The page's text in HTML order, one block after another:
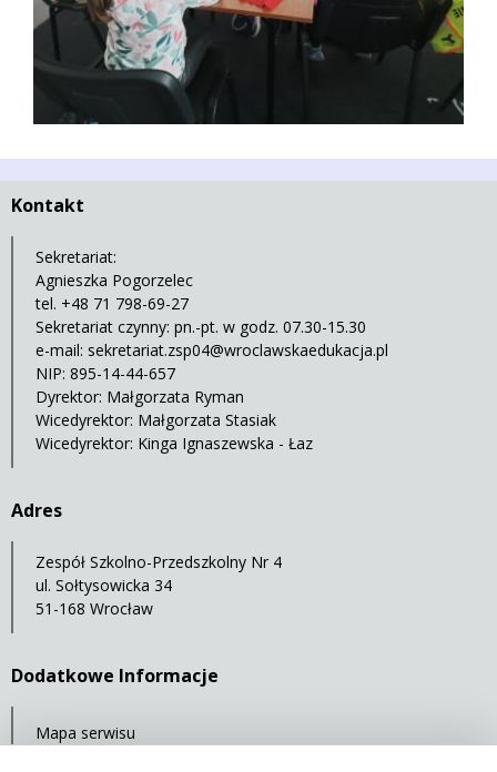
Kontakt
Sekretariat:
Agnieszka Pogorzelec
tel. +48 71 798-69-27
Sekretariat czynny: pn.-pt. w godz. 07.30-15.30
e-mail: sekretariat.zsp04@wroclawskaedukacja.pl
NIP: 895-14-44-657
Dyrektor: Małgorzata Ryman
Wicedyrektor: Małgorzata Stasiak
Wicedyrektor: Kinga Ignaszewska - Łaz
Adres
Zespół Szkolno-Przedszkolny Nr 4
ul. Sołtysowicka 34
51-168 Wrocław
Dodatkowe Informacje
Mapa serwisu